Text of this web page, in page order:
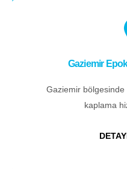
Gaziemir
Gaziemir
kaplama